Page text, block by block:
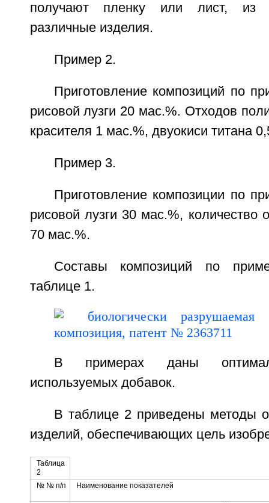
получают пленку или лист, из
различные изделия.
Пример 2.
Приготовление композиций по
рисовой лузги 20 мас.%. Отходов
красителя 1 мас.%, двуокиси титана
Пример 3.
Приготовление композиции по
рисовой лузги 30 мас.%, количество
70 мас.%.
Составы композиций по
таблице 1.
В примерах даны
используемых добавок.
В таблице 2 приведены методы
изделий, обеспечивающих цель
Таблица
2
№ № п/п
Наименование показателей